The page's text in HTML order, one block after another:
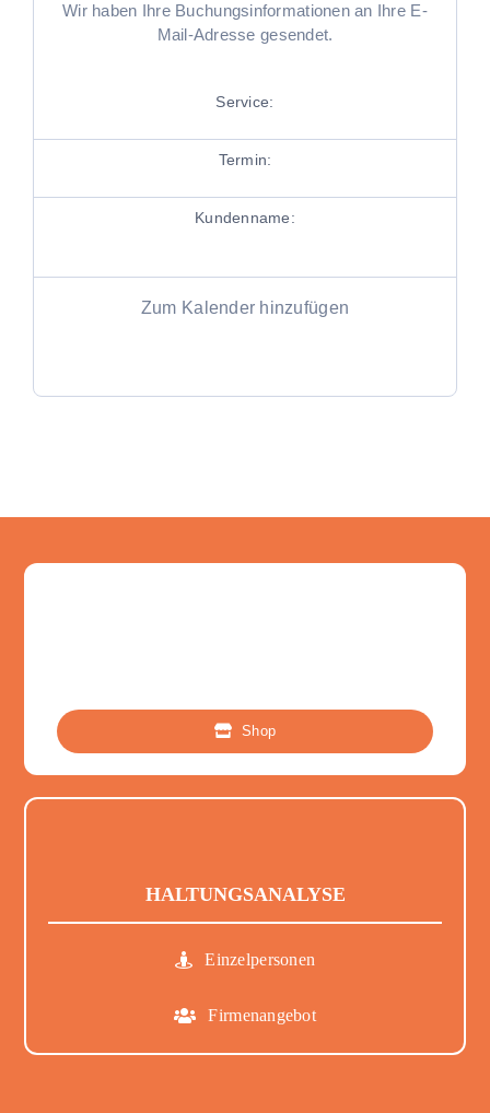
Wir haben Ihre Buchungsinformationen an Ihre E-
Mail-Adresse gesendet.
Service:
Termin:
Kundenname:
Zum Kalender hinzufügen
Shop
HALTUNGSANALYSE
Einzelpersonen
Firmenangebot